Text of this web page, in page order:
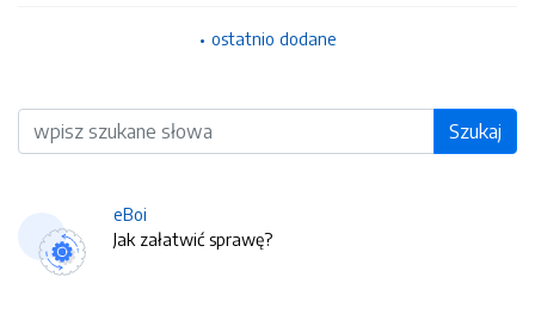
ostatnio dodane
Wyszukiwarka Szukaj
eBoi
Jak załatwić sprawę?